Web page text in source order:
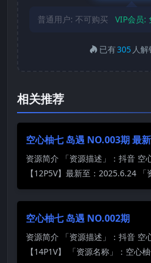
普通用户: 不可购买 VIP会员:
已有305 人
相关推荐
空心柚七 岛遇 NO.003期 最
资源简介 「资源描述」：抖音 空
【12P5V】最新至：2025.6.24 「
空心柚七 岛遇 NO.002期
资源简介 「资源描述」：抖音 空
【14P1V】 「资源名称」：空心